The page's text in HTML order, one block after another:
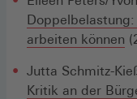
arbeiten können
Jutta Schmitz-
Kritik an der